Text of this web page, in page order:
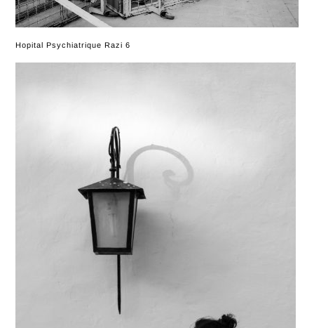
Hopital Psychiatrique Razi 6